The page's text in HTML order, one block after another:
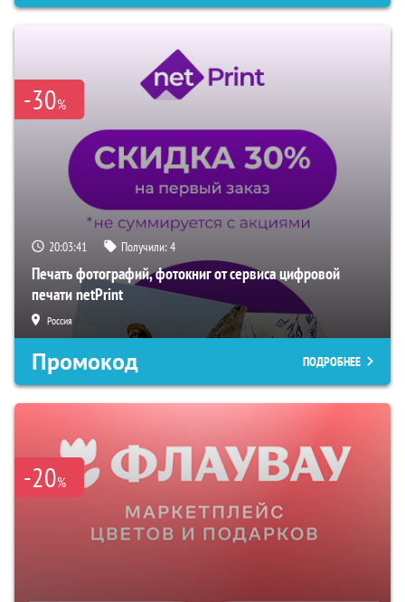
-30%
20:03:40 Получили:4
Печать фотографий, фотокниг от сервиса цифровой
печати netPrint
Россия
Промокод ПОДРОБНЕЕ
-20%